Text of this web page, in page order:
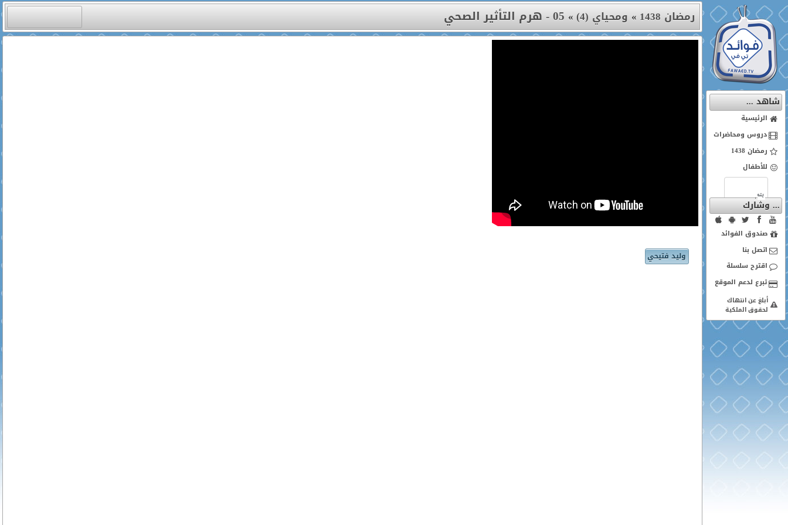
شاهد ...
الرئيسية
دروس ومحاضرات
رمضان 1438
للأطفال
... وشارك
صندوق الفوائد
اتصل بنا
اقترح سلسلة
أبلغ عن انتهاك
لحقوق الملكية
رمضان 1438 » ومحياي (4) »05 - هرم التأثير الصحي
وليد فتيحي